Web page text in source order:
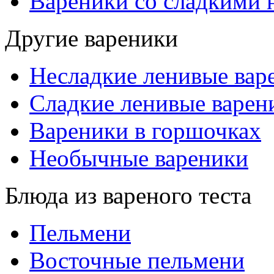
Другие вареники
Несладкие ленивые
Сладкие ленивые
Вареники в горшочках
Необычные вареники
Блюда из вареного теста
Пельмени
Восточные пельмени